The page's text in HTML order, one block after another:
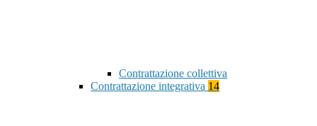
Contrattazione collettiva
Contrattazione integrativa 14